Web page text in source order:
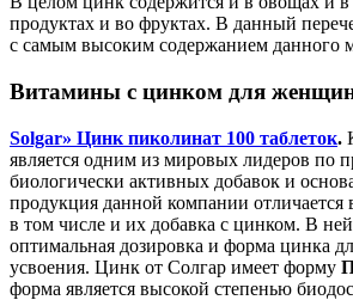
продуктах и во фруктах. В данный
с самым высоким содержанием данного
Витамины с цинком для
Solgar» Цинк пиколинат 100 таблеток.
является одним из мировых лидеров по
биологически активных добавок и
продукция данной компании отличается
в том числе и их добавка с цинком. В
оптимальная дозировка и форма цинка
усвоения. Цинк от Солгар имеет форму
форма является высокой степенью